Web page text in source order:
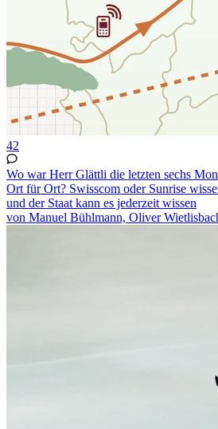
42
Wo war Herr Glättli die letzten sechs
Ort für Ort? Swisscom oder Sunrise
und der Staat kann es jederzeit wissen
von Manuel Bühlmann, Oliver